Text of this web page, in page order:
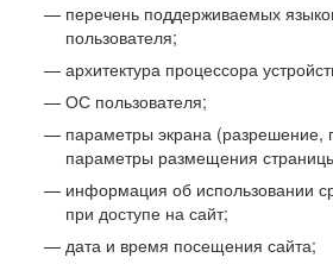
перечень поддерживаемых
пользователя;
архитектура процессора
ОС пользователя;
параметры экрана (разрешение,
параметры размещения
информация об использовании
при доступе на сайт;
дата и время посещения сайта;